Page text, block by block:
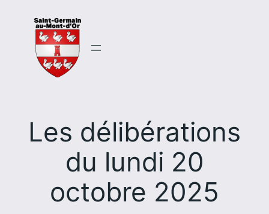
contenu
Les délibérations
du lundi 20
octobre 2025